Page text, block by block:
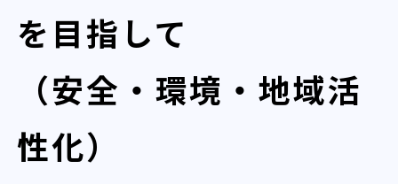
を目指して
（安全・環境・地域活
性化）